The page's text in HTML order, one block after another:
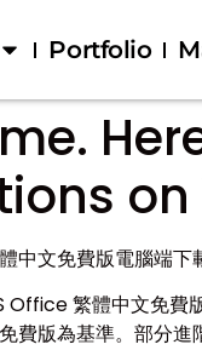
Portfolio
on
文免費版電腦端
繁體中文免費
版為基準。部分進